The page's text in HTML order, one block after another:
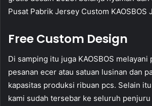
Pusat Pabrik Jersey Custom KAOSBOS
Free Custom Design
Di samping itu juga KAOSBOS melayani
pesanan ecer atau satuan lusinan dan
kapasitas produksi ribuan pcs. Selain
kami sudah tersebar ke seluruh